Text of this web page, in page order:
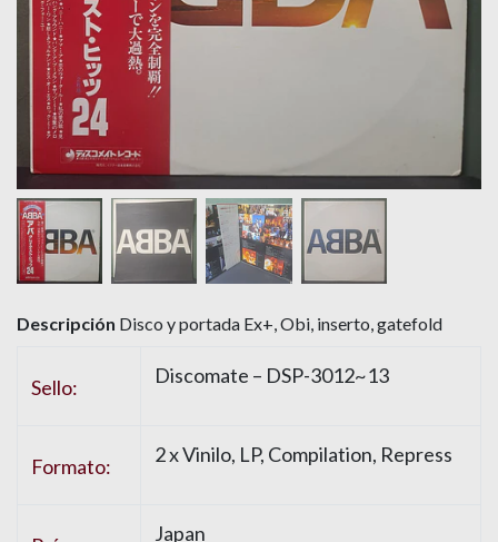
Descripción Disco y portada Ex+, Obi, inserto, gatefold
Sello: Discomate – DSP-3012~13
Formato: 2 xVinilo, LP, Compilation, Repress
Japan